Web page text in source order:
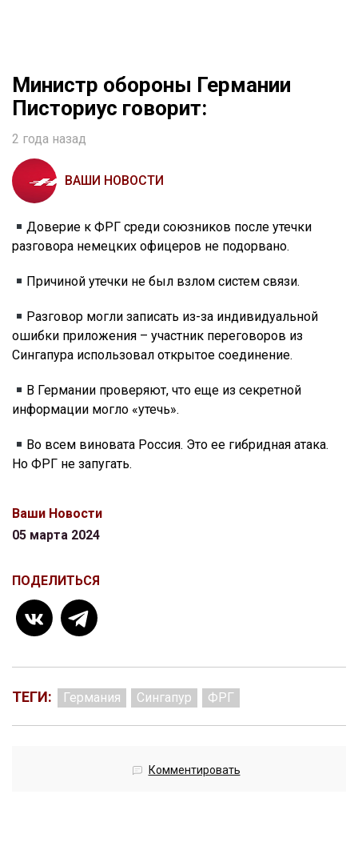
Министр обороны Германии
Писториус говорит:
2 года назад
ВАШИ НОВОСТИ
Доверие к ФРГ среди союзников после утечки
разговора немецких офицеров не подорвано.
Причиной утечки не был взлом систем связи.
Разговор могли записать из-за индивидуальной
ошибки приложения – участник переговоров из
Сингапура использовал открытое соединение.
В Германии проверяют, что еще из секретной
информации могло «утечь».
Во всем виновата Россия. Это ее гибридная атака.
Но ФРГ не запугать.
Ваши Новости
05 марта 2024
ПОДЕЛИТЬСЯ
ТЕГИ: Германия Сингапур ФРГ
Комментировать